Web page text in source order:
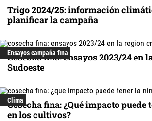
Trigo 2024/25: información
planificar la campaña
Ensayos campaña fina
Cosecha fina: ensayos 2023/24 en
Sudoeste
Clima
Cosecha fina: ¿Qué impacto puede
en los cultivos?